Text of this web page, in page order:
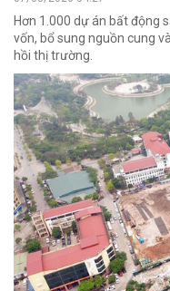
Hơn 1.000 dự án bất động
vốn, bổ sung nguồn cung
hồi thị trường.